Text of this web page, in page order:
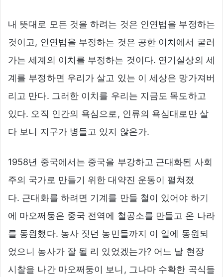
내 뜻대로 모든 것을 하려는 것은 인연법을 부정하는
것이고, 인연법을 부정하는 것은 공한 이치에서 굴러
가는 세계의 이치를 부정하는 것이다. 연기실상의 세
계를 부정하면 우리가 살고 있는 이 세상은 망가져버
리고 만다. 그러한 이치를 우리는 지금도 목도하고
있다. 오직 인간의 욕심으로, 인류의 욕심대로만 살
다 보니 지구가 병들고 있지 않은가.
1958년 중국에서는 중국을 부강하고 근대화된 사회
주의 국가로 만들기 위한 대약진 운동이 펼쳐졌
다. 근대화를 하려면 기계를 만들 철이 있어야 하기
에 마오쩌둥은 중국 전역에 철공소를 만들고 온 나라
를 동원했다. 농사 짓던 농민들까지 이 일에 동원되
었으니 농사가 잘 될 리 있었겠는가? 어느 날 현장
시찰을 나간 마오쩌둥이 보니, 그나마 수확한 곡식들